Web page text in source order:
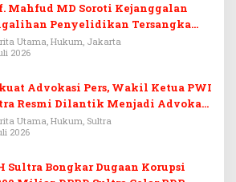
Mahfud MD Soroti Kejanggalan
Penyelidikan Tersangka
Adriansyah
Utama, Hukum, Jakarta
2026
Advokasi Pers, Wakil Ketua PWI
Resmi Dilantik Menjadi Advokat
Utama, Hukum, Sultra
2026
Sultra Bongkar Dugaan Korupsi